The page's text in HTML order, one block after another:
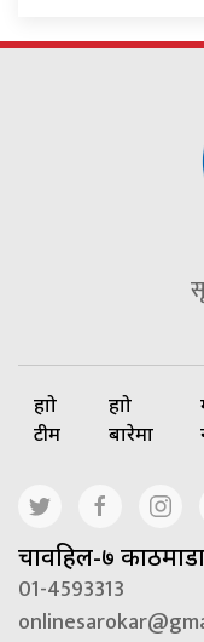
हाम्रो
टीम
हाम्रो
बारेमा
चावहिल-७
01-4593313